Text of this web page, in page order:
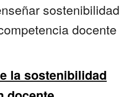
sostenibilidad
docente
la sostenibilidad